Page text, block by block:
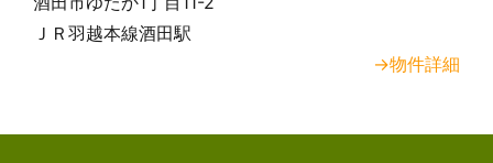
ＪＲ羽越本線酒田駅
→物件詳細